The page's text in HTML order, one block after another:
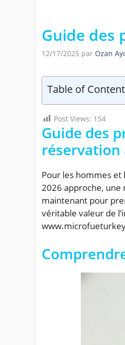
Guide des
12/17/2025 par Ozan
Table of
Post Views: 154
Guide des
réservation
Pour les hommes et
2026 approche, une
maintenant pour
véritable valeur de